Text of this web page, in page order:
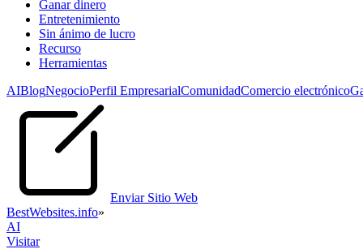
Ganar dinero
Entretenimiento
Sin ánimo de lucro
Recurso
Herramientas
AIBlogNegocioPerfil EmpresarialComunidadComercio electrónico
Enviar Sitio Web
BestWebsites.info»
AI
Visitar